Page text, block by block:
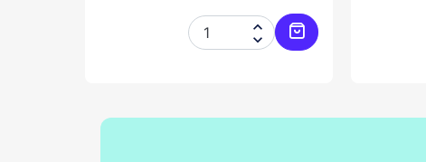


Ajouter au panier